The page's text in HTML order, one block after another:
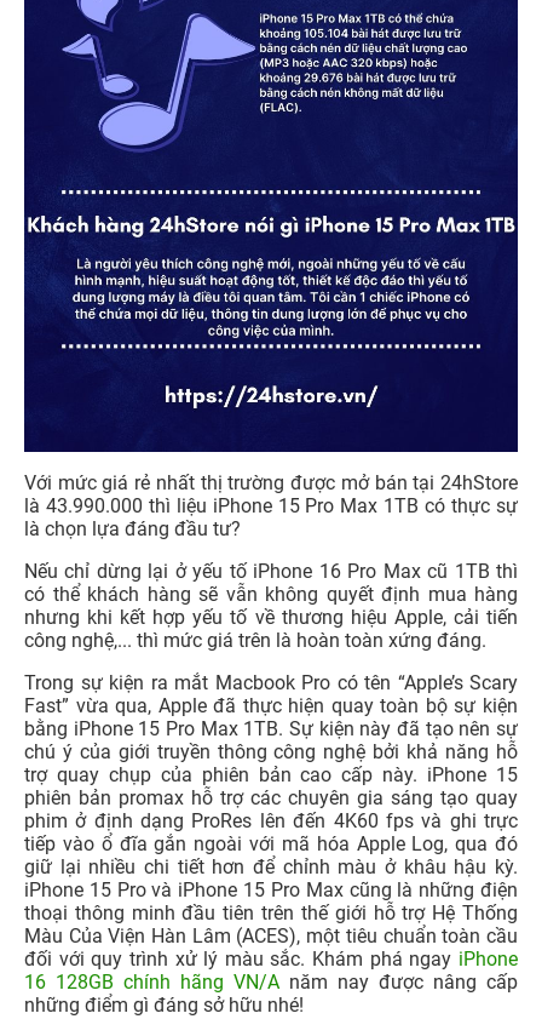
Với mức giá rẻ nhất thị trường được mở bán tại 24hStore
là 43.990.000 thì liệu iPhone 15 Pro Max 1TB có thực sự
là chọn lựa đáng đầu tư?
Nếu chỉ dừng lại ở yếu tố iPhone 16 Pro Max cũ 1TB thì
có thể khách hàng sẽ vẫn không quyết định mua hàng
nhưng khi kết hợp yếu tố về thương hiệu Apple, cải tiến
công nghệ,... thì mức giá trên là hoàn toàn xứng đáng.
Trong sự kiện ra mắt Macbook Pro có tên “Apple’s Scary
Fast” vừa qua, Apple đã thực hiện quay toàn bộ sự kiện
bằng iPhone 15 Pro Max 1TB. Sự kiện này đã tạo nên sự
chú ý của giới truyền thông công nghệ bởi khả năng hỗ
trợ quay chụp của phiên bản cao cấp này. iPhone 15
phiên bản promax hỗ trợ các chuyên gia sáng tạo quay
phim ở định dạng ProRes lên đến 4K60 fps và ghi trực
tiếp vào ổ đĩa gắn ngoài với mã hóa Apple Log, qua đó
giữ lại nhiều chi tiết hơn để chỉnh màu ở khâu hậu kỳ.
iPhone 15 Pro và iPhone 15 Pro Max cũng là những điện
thoại thông minh đầu tiên trên thế giới hỗ trợ Hệ Thống
Màu Của Viện Hàn Lâm (ACES), một tiêu chuẩn toàn cầu
đối với quy trình xử lý màu sắc. Khám phá ngay iPhone
16 128GB chính hãng VN/A năm nay được nâng cấp
những điểm gì đáng sở hữu nhé!